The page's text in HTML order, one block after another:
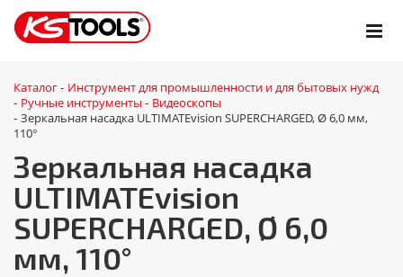
Каталог - Инструмент для промышленности и для бытовых нужд
- Ручные инструменты - Видеоскопы
- Зеркальная насадка ULTIMATEvision SUPERCHARGED, Ø 6,0 мм,
110°
Зеркальная насадка
ULTIMATEvision
SUPERCHARGED, Ø 6,0
мм, 110°